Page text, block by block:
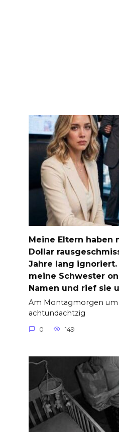
Meine Eltern haben
Dollar
Jahre lang
meine Schwester
Namen und rief sie
Am Montagmorgen um
achtundachtzig
0 149